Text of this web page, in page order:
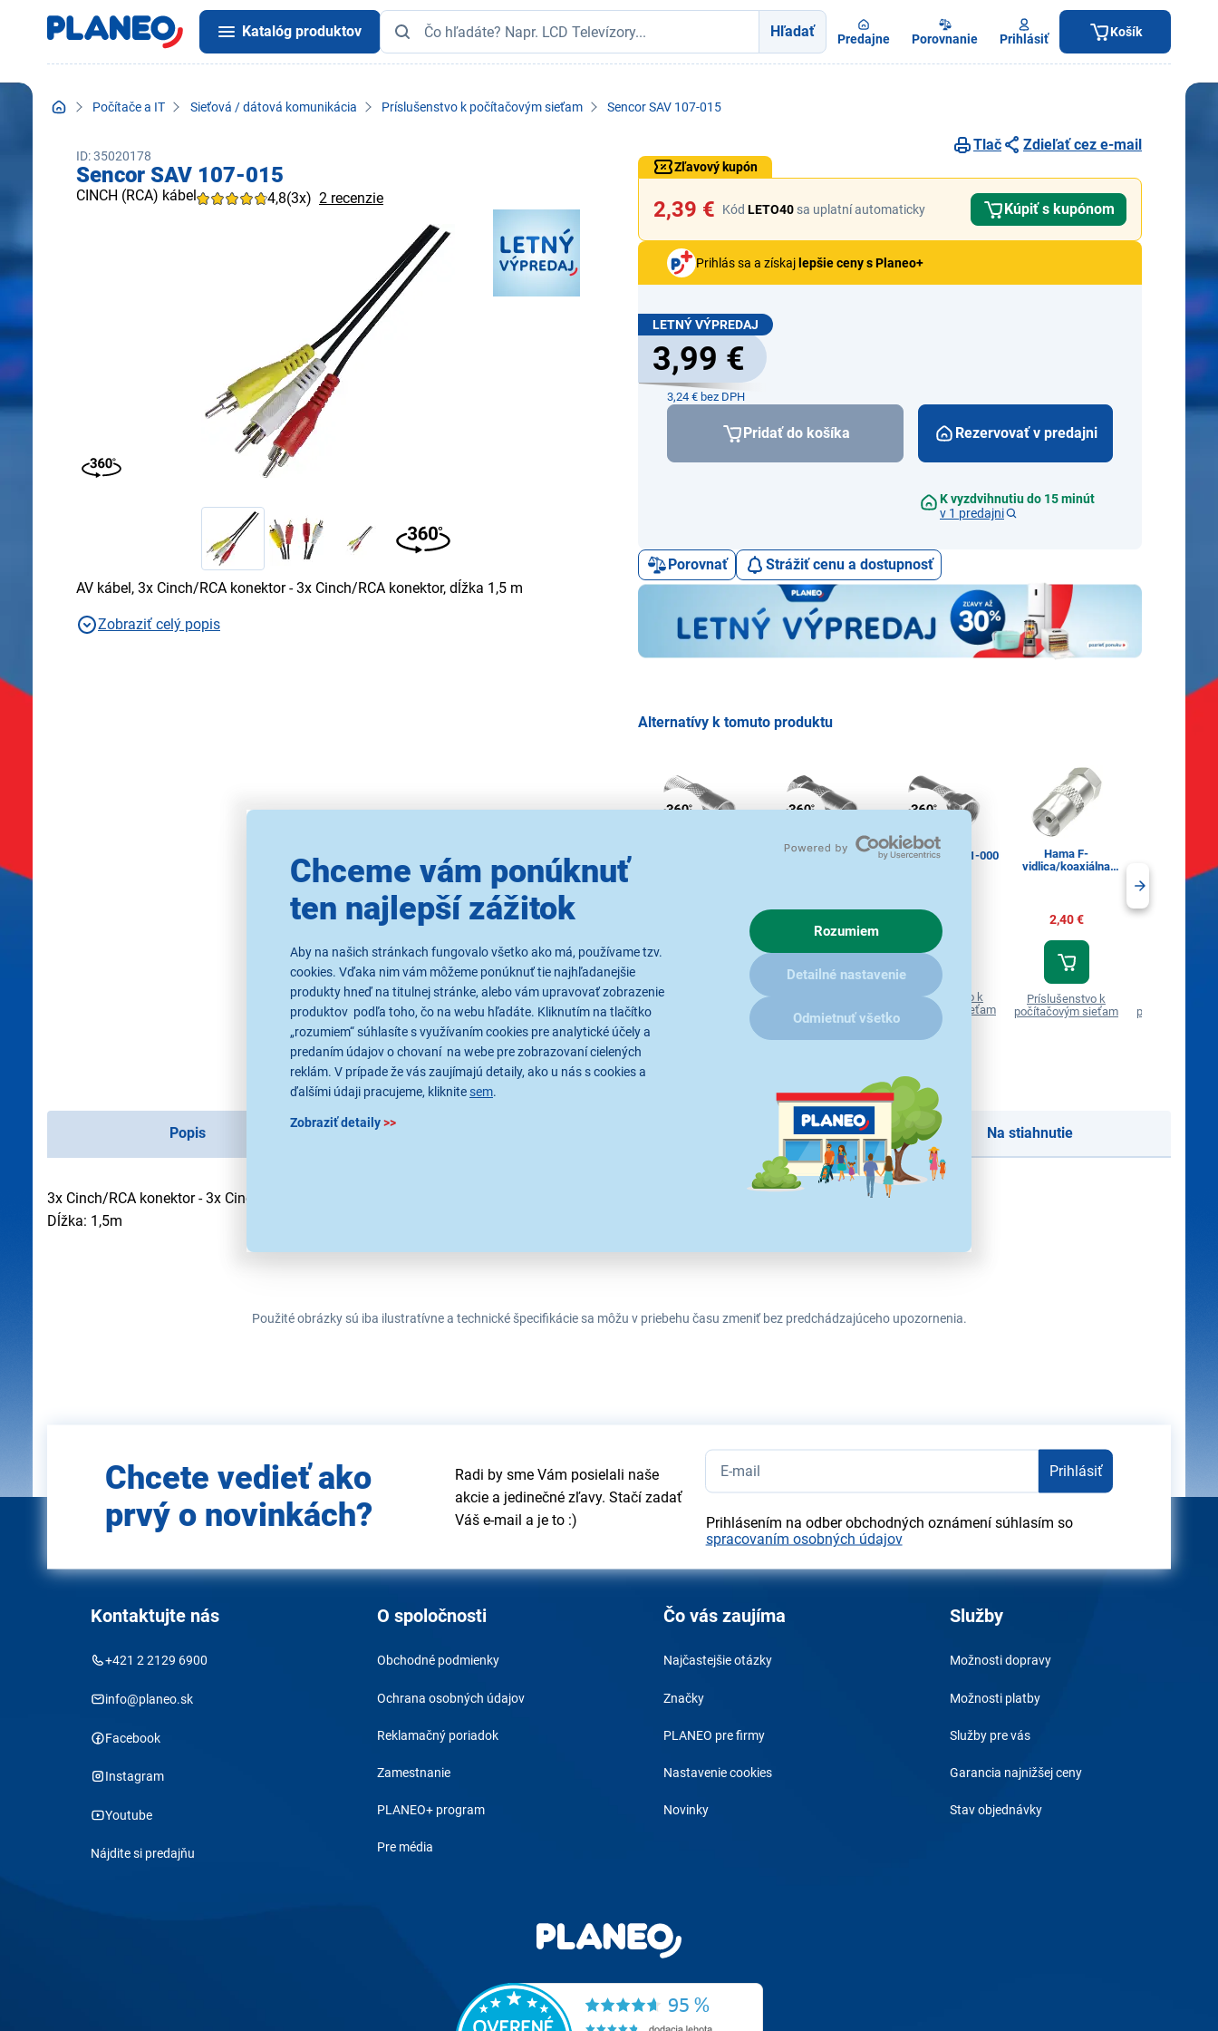
Chceme vám ponúknuť
ten najlepší zážitok
Aby na našich stránkach fungovalo všetko ako má, používame tzv.
cookies. Vďaka nim vám môžeme ponúknuť tie najhľadanejšie
produkty hneď na titulnej stránke, alebo vám upravovať zobrazenie
produktov podľa toho, čo na webu hľadáte. Kliknutím na tlačítko
„rozumiem“ súhlasíte s využívaním cookies pre analytické účely a
predaním údajov o chovaní na webe pre zobrazovaní cielených
reklám. V prípade že vás zaujímajú detaily, ako u nás s cookies a
ďalšími údaji pracujeme, kliknite sem.
Zobraziť detaily>>
Rozumiem
Detailné nastavenie
Odmietnuť všetko
Katalóg produktov Hľadať Predajne Porovnanie Prihlásiť Košík
Počítače a IT Sieťová / dátová komunikácia Príslušenstvo k počítačovým sieťam Sencor SAV 107-015
ID: 35020178
Sencor SAV 107-015
CINCH (RCA) kábel 4,8(3x) 2 recenzie
AV kábel, 3x Cinch/RCA konektor - 3x Cinch/RCA konektor, dĺžka 1,5 m
Zobraziť celý popis
Tlač Zdieľať cez e-mail
Zľavový kupón
2,39 € Kód LETO40 sa uplatní automaticky Kúpiť s kupónom
Prihlás sa a získaj lepšie ceny s Planeo+
LETNÝ VÝPREDAJ
3,99 €
3,24 € bez DPH
Pridať do košíka Rezervovať v predajni
K vyzdvihnutiu do 15 minút
v 1 predajni
Porovnať Strážiť cenu a dostupnosť
Alternatívy k tomuto produktu
Príslušenstvo k
počítačovým sieťam
Sencor SAV 182-000
počítačovým sieťam
Sencor SAV 181-000
2,79 €
Príslušenstvo k
počítačovým sieťam
Hama F-
vidlica/koaxiálna
2,40 €
Príslušenstvo k
počítačovým sieťam
vidlica/
vidlica
počítačovým
Popis Na stiahnutie
3x Cinch/RCA konektor - 3x Cinch/RCA konektor
Dĺžka: 1,5m
Použité obrázky sú iba ilustratívne a technické špecifikácie sa môžu v priebehu času zmeniť bez predchádzajúceho upozornenia.
e-mail
Chcete vedieť ako
prvý o novinkách?
Radi by sme Vám posielali naše
akcie a jedinečné zľavy. Stačí zadať
Váš e-mail a je to :)
Prihlásiť
Prihlásením na odber obchodných oznámení súhlasím so
spracovaním osobných údajov
Kontaktujte nás
+421 2 2129 6900
info@planeo.sk
Facebook
Instagram
Youtube
Nájdite si predajňu
O spoločnosti
Obchodné podmienky
Ochrana osobných údajov
Reklamačný poriadok
Zamestnanie
PLANEO+ program
Pre média
Čo vás zaujíma
Najčastejšie otázky
Značky
PLANEO pre firmy
Nastavenie cookies
Novinky
Služby
Možnosti dopravy
Možnosti platby
Služby pre vás
Garancia najnižšej ceny
Stav objednávky